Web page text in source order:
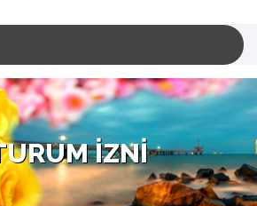
İZNİ